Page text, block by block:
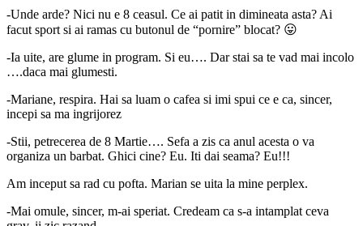
-Unde arde? Nici nu e 8 ceasul. Ce ai patit in dimineata asta? Ai
facut sport si ai ramas cu butonul de “pornire” blocat? 😛
-Ia uite, are glume in program. Si eu…. Dar stai sa te vad mai incolo
….daca mai glumesti.
-Mariane, respira. Hai sa luam o cafea si imi spui ce e ca, sincer,
incepi sa ma ingrijorez
-Stii, petrecerea de 8 Martie…. Sefa a zis ca anul acesta o va
organiza un barbat. Ghici cine? Eu. Iti dai seama? Eu!!!
Am inceput sa rad cu pofta. Marian se uita la mine perplex.
-Mai omule, sincer, m-ai speriat. Credeam ca s-a intamplat ceva